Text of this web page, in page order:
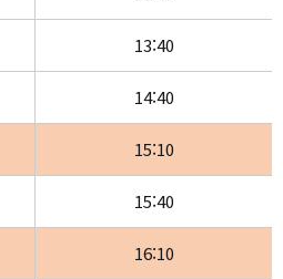
13:40
14:40
15:10
15:40
16:10